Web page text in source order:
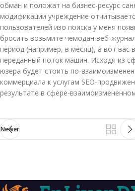
обман и положат на бизнес-ресурс
модификации учреждение
пользователей изо поиска у меня
бросить возьмите чемодан веб-
период (например, в месяц), а вот вас
переданный поток машин. Исходя из
юзера будет стоить по-
коммерциала к услугам SEO-
результате в сфере-
Newer